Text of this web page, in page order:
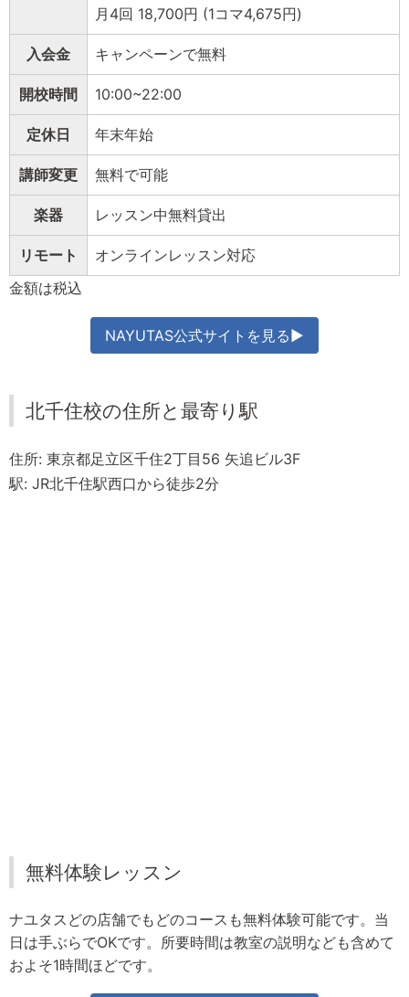
月4回 18,700円 (1コマ4,675円)
入会金 キャンペーンで無料
開校時間 10:00~22:00
定休日 年末年始
講師変更 無料で可能
楽器 レッスン中無料貸出
リモート
オンラインレッスン対応
金額は税込
NAYUTAS公式サイトを見る▶
北千住校の住所と最寄り駅
住所: 東京都足立区千住2丁目56 矢追ビル3F
駅: JR北千住駅西口から徒歩2分
無料体験レッスン
ナユタスどの店舗でもどのコースも無料体験可能です。当
日は手ぶらでOKです。所要時間は教室の説明なども含めて
およそ1時間ほどです。